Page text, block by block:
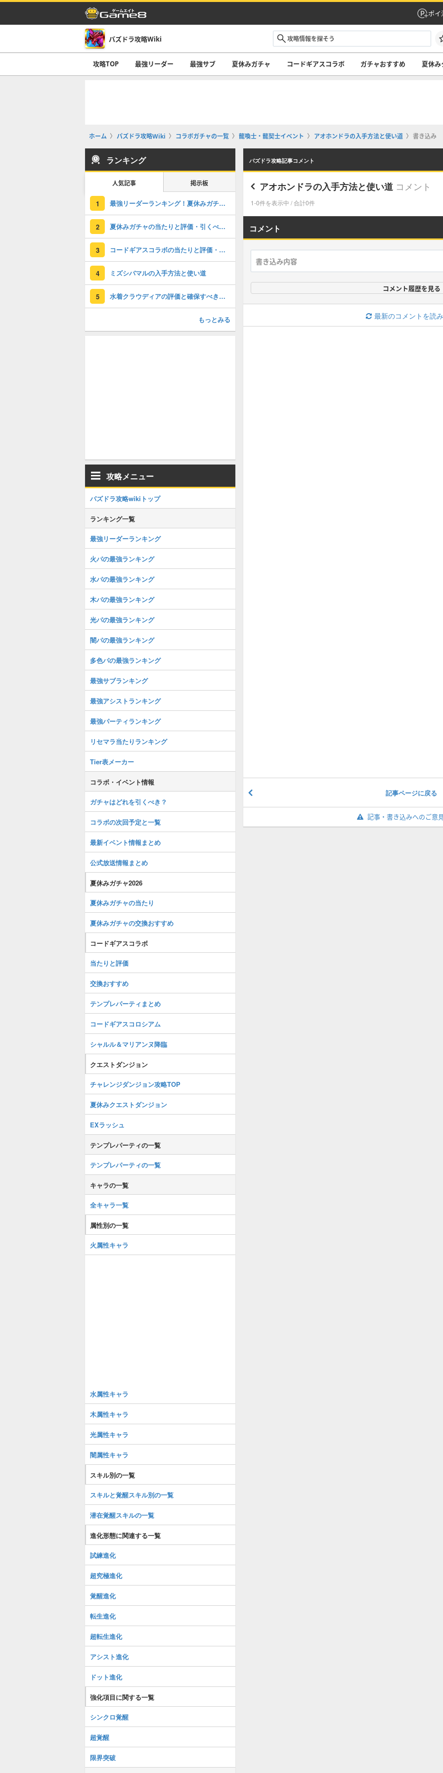
ポイ
パズドラ攻略Wiki
攻略TOP 最強リーダー 最強サブ 夏休みガチャ コードギアスコラボ ガチャおすすめ 夏休み
ホーム パズドラ攻略Wiki コラボガチャの一覧 龍喚士・龍契士イベント アオホンドラの入手方法と使い道 書き込み
パズドラ攻略記事コメント
アオホンドラの入手方法と使い道 コメント
1-0件を表示中 / 合計0件
コメント
コメント履歴を見る
最新のコメントを読
記事ページに戻る
記事・書き込みへのご意
ランキング
人気記事 掲示板
1 最強リーダーランキング！夏休みガチャの評価掲載
2 夏休みガチャの当たりと評価・引くべき？
3 コードギアスコラボの当たりと評価・引くべき？
4 ミズシバマルの入手方法と使い道
5 水着クラウディアの評価と確保すべき数｜夏休み
もっとみる
攻略メニュー
パズドラ攻略wikiトップ
ランキング一覧
最強リーダーランキング
火パの最強ランキング
水パの最強ランキング
木パの最強ランキング
光パの最強ランキング
闇パの最強ランキング
多色パの最強ランキング
最強サブランキング
最強アシストランキング
最強パーティランキング
リセマラ当たりランキング
Tier表メーカー
コラボ・イベント情報
ガチャはどれを引くべき？
コラボの次回予定と一覧
最新イベント情報まとめ
公式放送情報まとめ
夏休みガチャ2026
夏休みガチャの当たり
夏休みガチャの交換おすすめ
コードギアスコラボ
当たりと評価
交換おすすめ
テンプレパーティまとめ
コードギアスコロシアム
シャルル＆マリアンヌ降臨
クエストダンジョン
チャレンジダンジョン攻略TOP
夏休みクエストダンジョン
EXラッシュ
テンプレパーティの一覧
テンプレパーティの一覧
キャラの一覧
全キャラ一覧
属性別の一覧
火属性キャラ
水属性キャラ
木属性キャラ
光属性キャラ
闇属性キャラ
スキル別の一覧
スキルと覚醒スキル別の一覧
潜在覚醒スキルの一覧
進化形態に関連する一覧
試練進化
超究極進化
覚醒進化
転生進化
超転生進化
アシスト進化
ドット進化
強化項目に関する一覧
シンクロ覚醒
超覚醒
限界突破